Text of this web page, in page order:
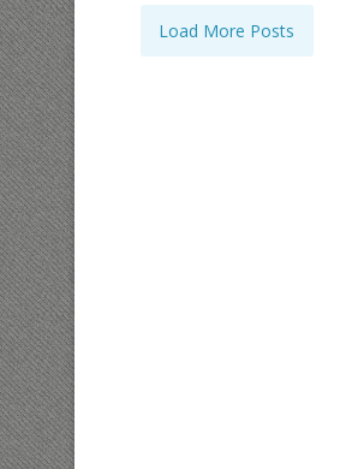
Load More Posts